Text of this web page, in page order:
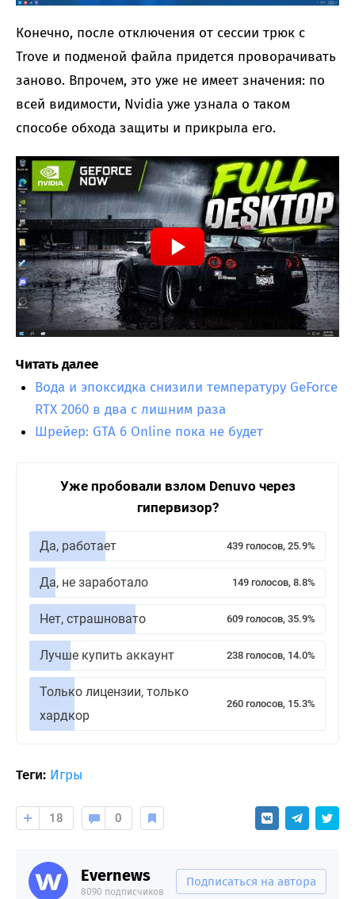
Конечно, после отключения от сессии трюк с
Trove и подменой файла придется проворачивать
заново. Впрочем, это уже не имеет значения: по
всей видимости, Nvidia уже узнала о таком
способе обхода защиты и прикрыла его.
Читать далее
Вода и эпоксидка снизили температуру GeForce
RTX 2060 в два с лишним раза
Шрейер: GTA 6 Online пока не будет
Уже пробовали взлом Denuvo через
гипервизор?
Да, работает 439 голосов, 25.9%
Да, не заработало 149 голосов, 8.8%
Нет, страшновато 609 голосов, 35.9%
Лучше купить аккаунт 238 голосов, 14.0%
Только лицензии, только
хардкор
260 голосов, 15.3%
Теги: Игры
18 0
Evernews
8090 подписчиков
Подписаться на автора